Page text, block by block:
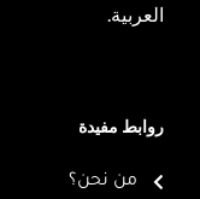
العربية.
روابط مفيدة
من نحن؟